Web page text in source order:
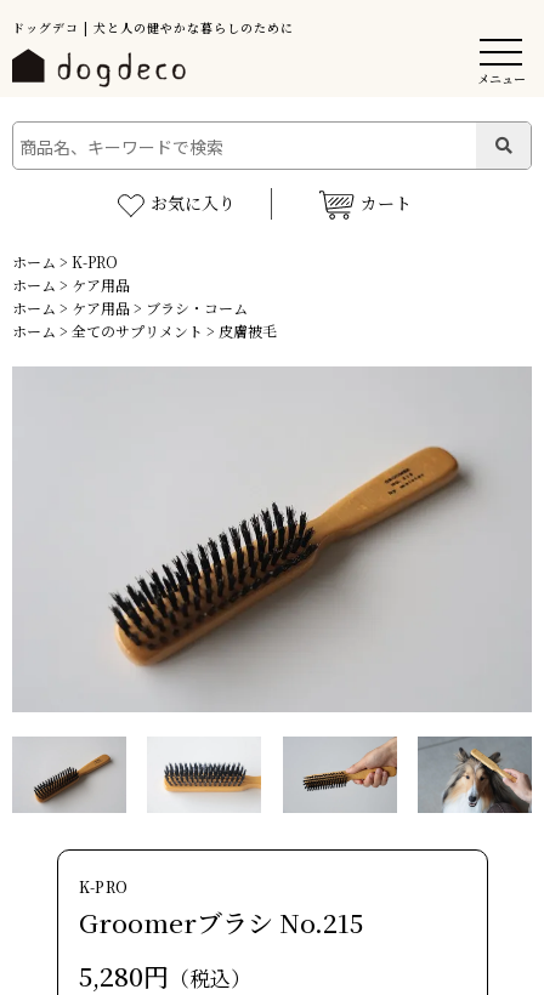
ドッグデコ | 犬と人の健やかな暮らしのために
メニュー
お気に入り カート
ホーム > K-PRO
ホーム > ケア用品
ホーム > ケア用品> ブラシ・コーム
ホーム > 全てのサプリメント > 皮膚被毛
K-PRO
Groomerブラシ No.215
5,280円 （税込）